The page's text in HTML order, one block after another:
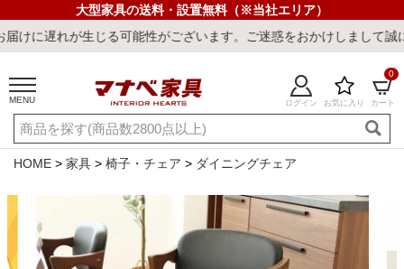
大型家具の送料・設置無料（※当社エリア）
る可能性がございます。ご迷惑をおかけしまして誠に申し訳ござ
MENU ログイン お気に入り カート
0
ご利用ガイド 新規会員登録
店舗一覧 閲覧履歴
キーワード・商品番号で探す
HOME 家具 椅子・チェア ダイニングチェア